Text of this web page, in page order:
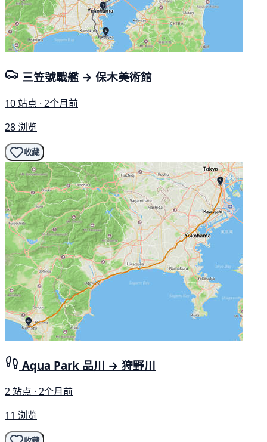
三笠號戰艦 → 保木美術館
10 站点 · 2个月前
28 浏览
收藏
Aqua Park 品川 → 狩野川
2 站点 · 2个月前
11 浏览